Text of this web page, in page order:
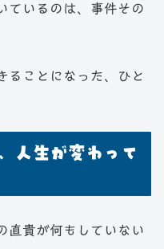
ているのは、事件その
ることになった、ひと
人生が変わって
直貴が何もしていない